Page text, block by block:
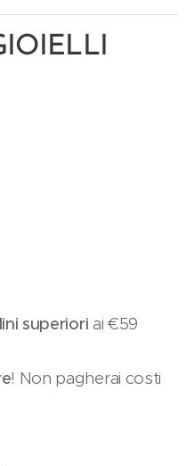
superiori ai €59
! Non pagherai costi